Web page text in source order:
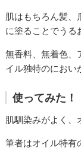
肌はもちろん髪、
に塗ることでうる
無香料、無着色、
イル独特のにおい
使ってみた！
肌馴染みがよく、
筆者はオイル特有